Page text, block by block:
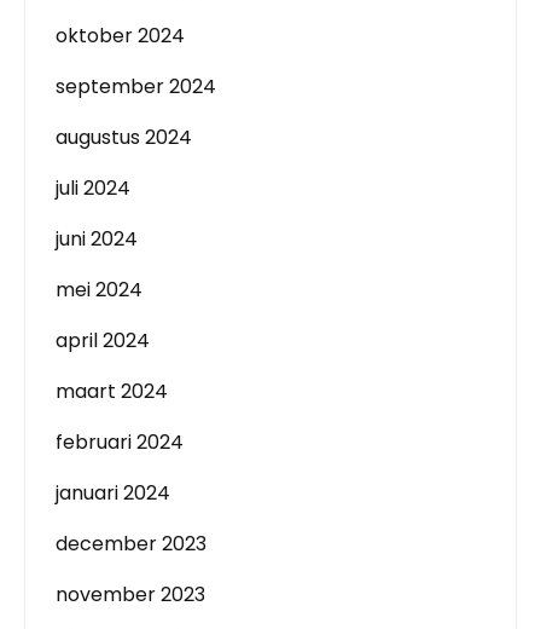
oktober 2024
september 2024
augustus 2024
juli 2024
juni 2024
mei 2024
april 2024
maart 2024
februari 2024
januari 2024
december 2023
november 2023